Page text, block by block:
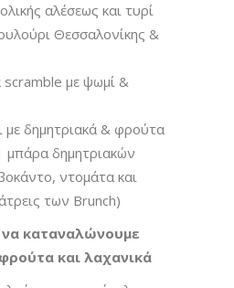
αλέσεως και τυρί
Θεσσαλονίκης &
scramble με ψωμί &
με δημητριακά & φρούτα
μπάρα δημητριακών
ντομάτα και
των Brunch)
να καταναλώνουμε
και λαχανικά